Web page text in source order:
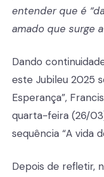
entender que é
amado que surge a
Dando
este Jubileu 2025
Esperança”,
quarta-feira (26/
sequência “A vida
Depois de refletir,